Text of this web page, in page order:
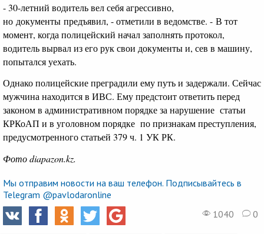
- 30-летний водитель вел себя агрессивно,
но документы предъявил, - отметили в ведомстве. - В тот
момент, когда полицейский начал заполнять протокол,
водитель вырвал из его рук свои документы и, сев в машину,
попытался уехать.
Однако полицейские преградили ему путь и задержали. Сейчас
мужчина находится в ИВС. Ему предстоит ответить перед
законом в административном порядке за нарушение статьи
КРКоАП и в уголовном порядке по признакам преступления,
предусмотренного статьей 379 ч. 1 УК РК.
Фото diapazon.kz.
Мы отправим новости на ваш телефон. Подписывайтесь в
Telegram @pavlodaronline
1040
0